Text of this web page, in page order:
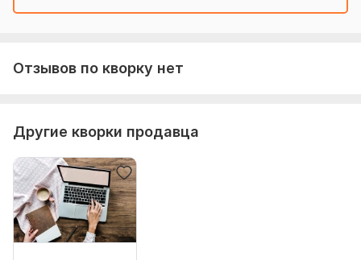
Отзывов по кворку нет
Другие кворки продавца